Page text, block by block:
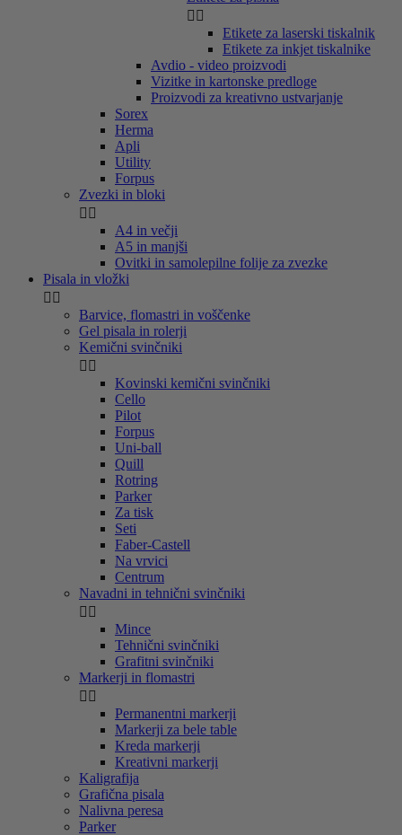
 
Etikete za laserski tiskalnik
Etikete za inkjet tiskalnike
Avdio - video proizvodi
Vizitke in kartonske predloge
Proizvodi za kreativno ustvarjanje
Sorex
Herma
Apli
Utility
Forpus
Zvezki in bloki
 
A4 in večji
A5 in manjši
Ovitki in samolepilne folije za zvezke
Pisala in vložki
 
Barvice, flomastri in voščenke
Gel pisala in rolerji
Kemični svinčniki
 
Kovinski kemični svinčniki
Cello
Pilot
Forpus
Uni-ball
Quill
Rotring
Parker
Za tisk
Seti
Faber-Castell
Na vrvici
Centrum
Navadni in tehnični svinčniki
 
Mince
Tehnični svinčniki
Grafitni svinčniki
Markerji in flomastri
 
Permanentni markerji
Markerji za bele table
Kreda markerji
Kreativni markerji
Kaligrafija
Grafična pisala
Nalivna peresa
Parker